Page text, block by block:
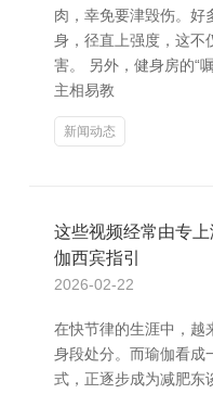
肉，幸免要津毁伤。好
身，径直上强度，这不
害。 另外，健身房的“
主相易教
新闻动态
这些视频经常由专
伽西宾指引
2026-02-22
在快节律的生涯中，越
身段处分。而瑜伽看成
式，正逐步成为减肥东